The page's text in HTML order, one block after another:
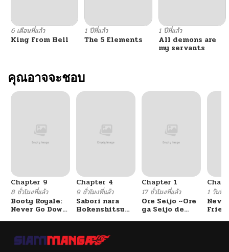
6 เดือนที่แล้ว
King From Hell
1 ปีที่แล้ว
The 5 Elements
1 ปีที่แล้ว
All demons are
my servants
คุณอาจจะชอบ
Chapter 9
8 ชั่วโมงที่แล้ว
Booty Royale:
Never Go Down
Chapter 4
9 ชั่วโมงที่แล้ว
Sabori nara
Hokenshitsu
Chapter 1
17 ชั่วโมงที่แล้ว
Ore Seijo ~Ore
ga Seijo de
1 วันที่แ